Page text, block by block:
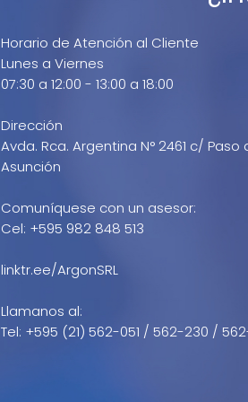
Horario de Atención al Cliente
Lunes a Viernes
07:30 a 12:00 - 13:00 a 18:00
Dirección
Avda. Rca. Argentina N° 2461 c/ Paso
Asunción
Comuníquese con un asesor:
Cel: +595 982 848 513
linktr.ee/ArgonSRL
Llamanos al:
Tel: +595 (21) 562-051 / 562-230 /